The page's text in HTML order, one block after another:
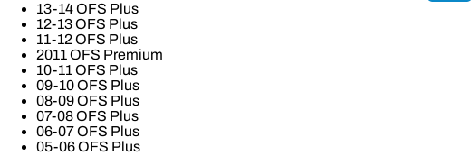
13-14 OFS Plus
12-13 OFS Plus
11-12 OFS Plus
2011 OFS Premium
10-11 OFS Plus
09-10 OFS Plus
08-09 OFS Plus
07-08 OFS Plus
06-07 OFS Plus
05-06 OFS Plus